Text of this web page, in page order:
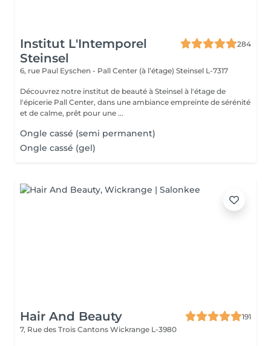
Institut L'Intemporel
Steinsel
284
6, rue Paul Eyschen - Pall Center (à l’étage) Steinsel L-7317
Découvrez notre institut de beauté à Steinsel à l'étage de
l'épicerie Pall Center, dans une ambiance empreinte de sérénité
et de calme, prêt pour une ...
Ongle cassé (semi permanent)
Ongle cassé (gel)
Hair And Beauty
191
7, Rue des Trois Cantons Wickrange L-3980